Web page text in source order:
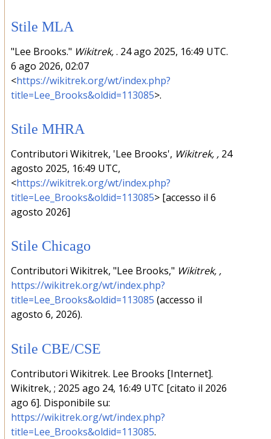
Stile MLA
"Lee Brooks." Wikitrek,. 24 ago 2025, 16:49 UTC.
6 ago 2026, 02:07
<https://wikitrek.org/wt/index.php?
title=Lee_Brooks&oldid=113085>.
Stile MHRA
Contributori Wikitrek, 'Lee Brooks', Wikitrek, ,24
agosto 2025, 16:49 UTC,
<https://wikitrek.org/wt/index.php?
title=Lee_Brooks&oldid=113085> [accesso il 6
agosto 2026]
Stile Chicago
Contributori Wikitrek, "Lee Brooks," Wikitrek, ,
https://wikitrek.org/wt/index.php?
title=Lee_Brooks&oldid=113085 (accesso il
agosto 6, 2026).
Stile CBE/CSE
Contributori Wikitrek. Lee Brooks [Internet].
Wikitrek, ; 2025 ago 24, 16:49 UTC [citato il 2026
ago 6]. Disponibile su:
https://wikitrek.org/wt/index.php?
title=Lee_Brooks&oldid=113085.